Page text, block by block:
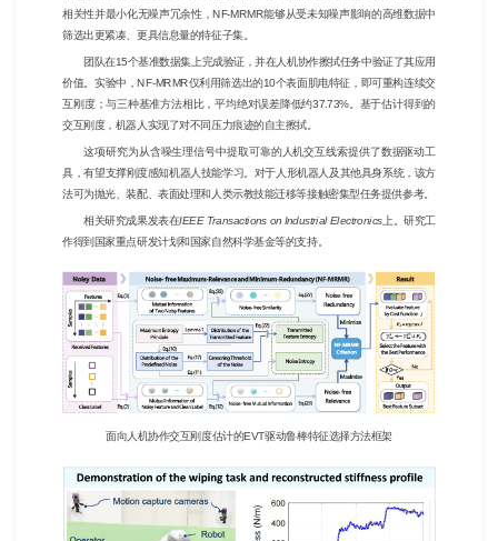
相关性并最小化无噪声冗余性，NF-MRMR能够从受未知噪声影响的高维数据中
筛选出更紧凑、更具信息量的特征子集。
团队在15个基准数据集上完成验证，并在人机协作擦拭任务中验证了其应用
价值。实验中，NF-MRMR仅利用筛选出的10个表面肌电特征，即可重构连续交
互刚度；与三种基准方法相比，平均绝对误差降低约37.73%。基于估计得到的
交互刚度，机器人实现了对不同压力痕迹的自主擦拭。
这项研究为从含噪生理信号中提取可靠的人机交互线索提供了数据驱动工
具，有望支撑刚度感知机器人技能学习。对于人形机器人及其他具身系统，该方
法可为抛光、装配、表面处理和人类示教技能迁移等接触密集型任务提供参考。
相关研究成果发表在IEEE Transactions on Industrial Electronics上。研究工
作得到国家重点研发计划和国家自然科学基金等的支持。
面向人机协作交互刚度估计的EVT驱动鲁棒特征选择方法框架